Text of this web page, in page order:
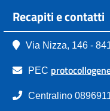
Recapiti e contatti
Via Nizza, 146 -
PEC
Centralino